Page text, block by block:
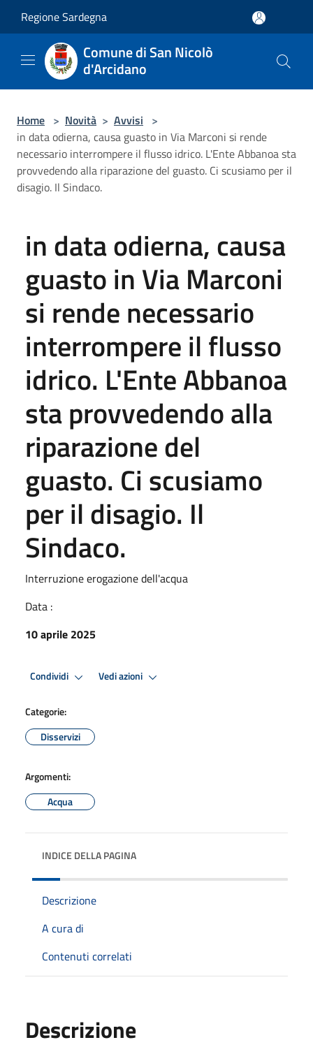
Regione Sardegna
Comune di San Nicolò
d'Arcidano
Home > Novità > Avvisi >
in data odierna, causa guasto in Via Marconi si rende
necessario interrompere il flusso idrico. L'Ente Abbanoa sta
provvedendo alla riparazione del guasto. Ci scusiamo per il
disagio. Il Sindaco.
in data odierna, causa
guasto in Via Marconi
si rende necessario
interrompere il flusso
idrico. L'Ente Abbanoa
sta provvedendo alla
riparazione del
guasto. Ci scusiamo
per il disagio. Il
Sindaco.
Interruzione erogazione dell'acqua
Data :
10 aprile 2025
Condividi Vedi azioni
Categorie:
Disservizi
Argomenti:
Acqua
INDICE DELLA PAGINA
Descrizione
A cura di
Contenuti correlati
Descrizione